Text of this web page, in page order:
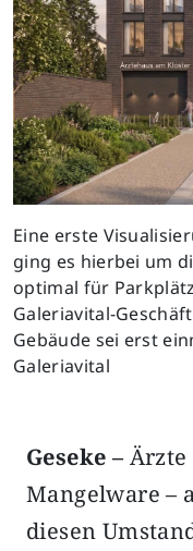
Eine erste
ging es hierbei um
optimal für
Galeriavital-
Gebäude sei erst
Galeriavital
Geseke – Ärzte
Mangelware –
diesen